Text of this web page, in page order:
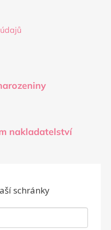
nakladatelství
schránky